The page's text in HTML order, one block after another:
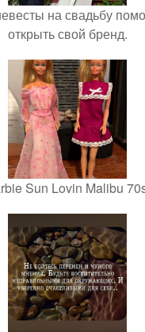
на свадьбу
открыть свой бренд.
Sun Lovin Malibu